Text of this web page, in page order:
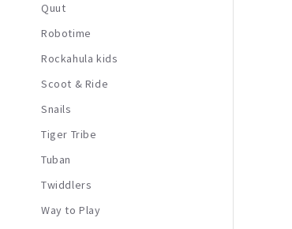
Quut
Robotime
Rockahula kids
Scoot & Ride
Snails
Tiger Tribe
Tuban
Twiddlers
Way to Play